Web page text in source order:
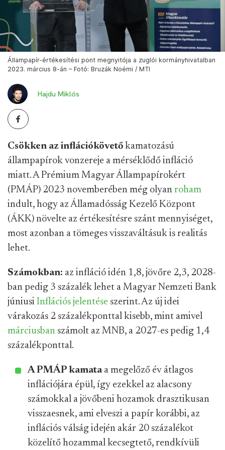
Állampapír-értékesítési pont megnyitója a zuglói kormányhivatalban
2023. március 8-án – Fotó: Bruzák Noémi / MTI
Hajdu Miklós
Csökken az inflációkövető kamatozású
állampapírok vonzereje a mérséklődő infláció
miatt. A Prémium Magyar Állampapírokért
(PMÁP) 2023 novemberében még olyan roham
indult, hogy az Államadósság Kezelő Központ
(ÁKK) növelte az értékesítésre szánt mennyiséget,
most azonban a tömeges visszaváltásuk is realitás
lehet.
Számokban: az infláció idén 1,8, jövőre 2,3, 2028-
ban pedig 3 százalék lehet a Magyar Nemzeti Bank
júniusi Inflációs jelentése szerint. Az új idei
várakozás 2 százalékponttal kisebb, mint amivel
márciusban számolt az MNB, a 2027-es pedig 1,4
százalékponttal.
A PMÁP kamataa megelőző év átlagos
inflációjára épül, így ezekkel az alacsony
számokkal a jövőbeni hozamok drasztikusan
visszaesnek, ami elveszi a papír korábbi, az
inflációs válság idején akár 20 százalékot
közelítő hozammal kecsegtető, rendkívüli